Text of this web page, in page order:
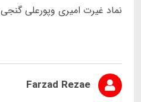
نماد غیرت امیری وپورعلی گنجی
Farzad Rezae